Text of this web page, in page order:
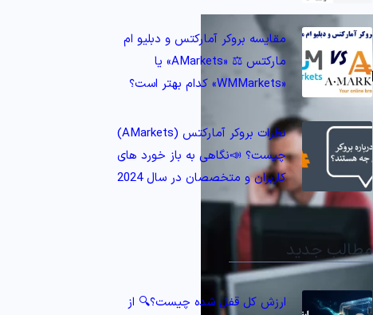
مقایسه بروکر آمارکتس و دبلیو ام
مارکتس ⚖️ «AMarkets» یا
«WMMarkets» کدام بهتر است؟
نظرات بروکر آمارکتس (AMarkets)
چیست؟ 📣نگاهی به باز خورد های
کاربران و متخصصان در سال 2024
مطالب جدید
ارزش کل قفل شده چیست؟🔍 از